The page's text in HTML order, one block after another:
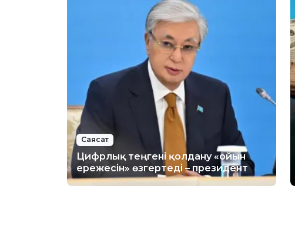
Саясат
Цифрлық теңгені қолдану «ойын
ережесін» өзгертеді – президент